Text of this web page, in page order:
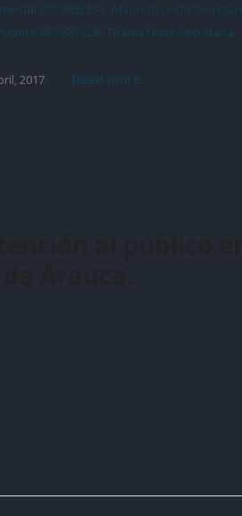
607 8852150 Mauricio Lindo
607 8853235 Thania Nieto Secretaria
2017 Read more